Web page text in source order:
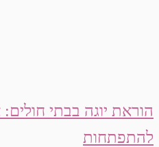
הוראת יוגה בבתי
להתפתחות